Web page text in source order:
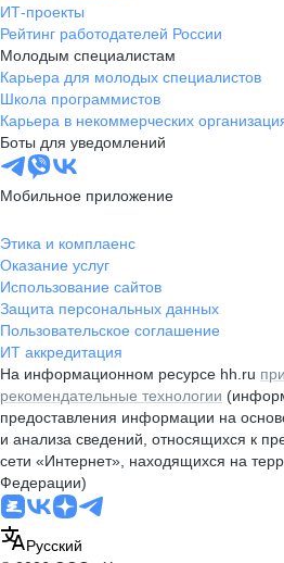
ИТ-проекты
Рейтинг работодателей России
Молодым специалистам
Карьера для молодых специалистов
Школа программистов
Карьера в некоммерческих
Боты для уведомлений
Мобильное приложение
Этика и комплаенс
Оказание услуг
Использование сайтов
Защита персональных данных
Пользовательское соглашение
ИТ аккредитация
На информационном ресурсе hh.ru
рекомендательные технологии
предоставления информации на
и анализа сведений, относящихся к
сети «Интернет», находящихся на
Федерации)
Русский